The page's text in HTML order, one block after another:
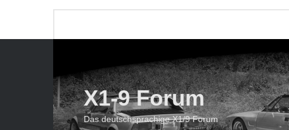
X1-9 Forum
Das deutschsprachige X1/9 Forum